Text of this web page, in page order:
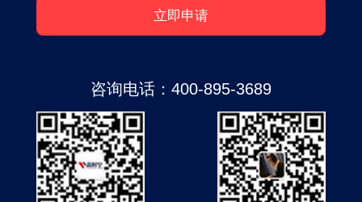
咨询电话： 400-895-3689